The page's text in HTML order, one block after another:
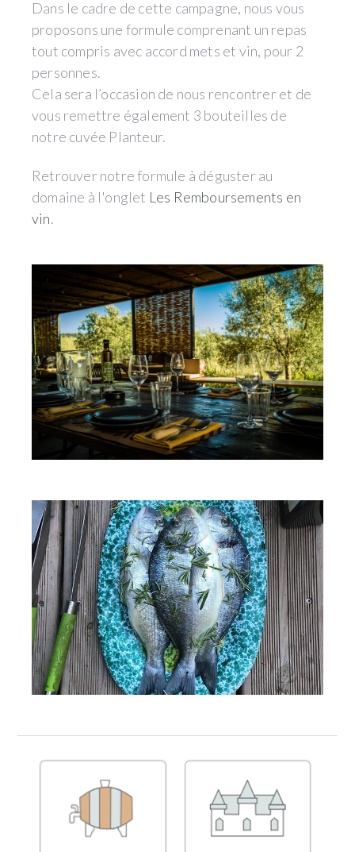
Dans le cadre de cette campagne, nous vous
proposons une formule comprenant un repas
tout compris avec accord mets et vin, pour 2
personnes.
Cela sera l’occasion de nous rencontrer et de
vous remettre également 3 bouteilles de
notre cuvée Planteur.
Retrouver notre formule à déguster au
domaine à l'onglet Les Remboursements en
vin.